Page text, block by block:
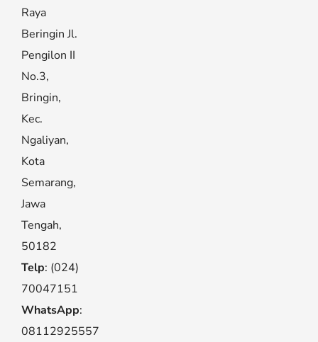
Raya
Beringin Jl.
Pengilon II
No.3,
Bringin,
Kec.
Ngaliyan,
Kota
Semarang,
Jawa
Tengah,
50182
Telp: (024)
70047151
WhatsApp:
08112925557